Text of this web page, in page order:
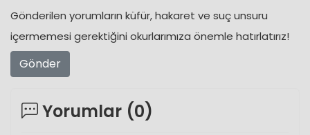
Gönderilen yorumların küfür, hakaret ve suç unsuru
içermemesi gerektiğini okurlarımıza önemle hatırlatırız!
Gönder
Yorumlar (0)